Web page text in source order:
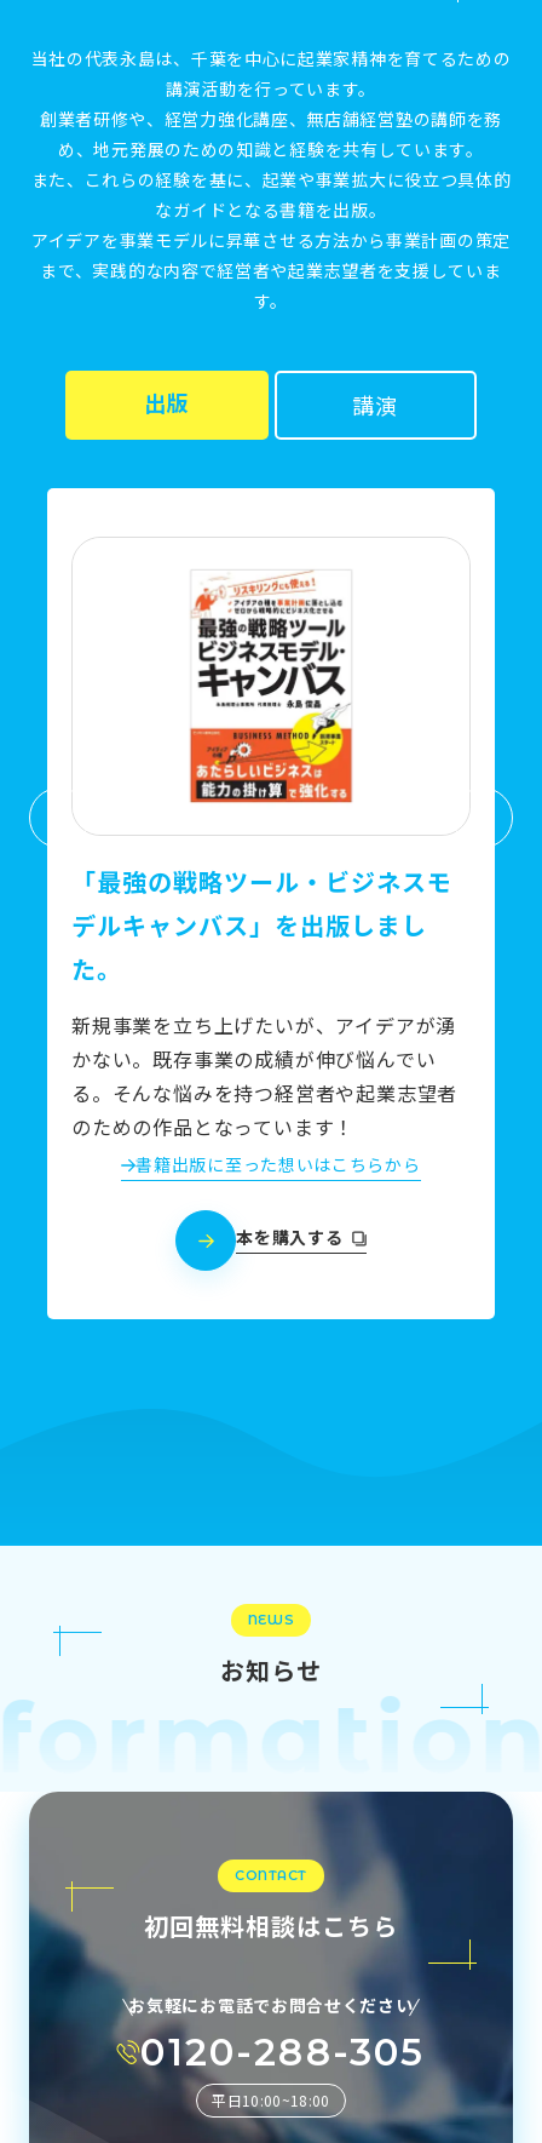
当社の代表永島は、千葉を中心に起業家精神を育てるための
講演活動を行っています。
創業者研修や、経営力強化講座、無店舗経営塾の講師を務
め、地元発展のための知識と経験を共有しています。
また、これらの経験を基に、起業や事業拡大に役立つ具体的
なガイドとなる書籍を出版。
アイデアを事業モデルに昇華させる方法から事業計画の策定
まで、実践的な内容で経営者や起業志望者を支援していま
す。
出版 講演
「最強の戦略ツール・ビジネスモ
デルキャンバス」を出版しまし
た。
新規事業を立ち上げたいが、アイデアが湧
かない。既存事業の成績が伸び悩んでい
る。そんな悩みを持つ経営者や起業志望者
のための作品となっています！
書籍出版に至った想いはこちらから
本を購入する
NEWS
お知らせ
CONTACT
初回無料相談はこちら
お気軽にお電話でお問合せください
0120-288-305
平日10:00~18:00